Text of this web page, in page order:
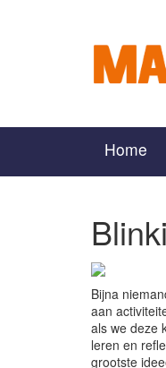
Home
Bijna
aan
als we deze
leren en
grootste